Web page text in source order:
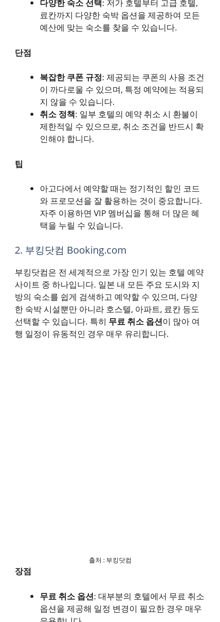
다양한 숙소 선택: 저가 호텔부터 고급 호텔,
료칸까지 다양한 숙박 옵션을 제공하여 모든
예산에 맞는 숙소를 찾을 수 있습니다.
단점
복잡한 쿠폰 규정: 제공되는 쿠폰의 사용 조건
이 까다로울 수 있으며, 특정 예약에는 적용되
지 않을 수 있습니다.
취소 정책: 일부 호텔의 예약 취소 시 환불이
제한적일 수 있으므로, 취소 조건을 반드시 확
인해야 합니다.
팁
아고다에서 예약할 때는 정기적인 할인 코드
와 프로모션을 잘 활용하는 것이 중요합니다.
자주 이용하면 VIP 멤버십을 통해 더 많은 혜
택을 누릴 수 있습니다.
2. 부킹닷컴 Booking.com
부킹닷컴은 전 세계적으로 가장 인기 있는 호텔 예약
사이트 중 하나입니다. 일본 내 모든 주요 도시와 지
방의 숙소를 쉽게 검색하고 예약할 수 있으며, 다양
한 숙박 시설뿐만 아니라 호스텔, 아파트, 료칸 등도
선택할 수 있습니다. 특히 무료 취소 옵션이 많아 여
행 일정이 유동적인 경우 매우 유리합니다.
출처 : 부킹닷컴
장점
무료 취소 옵션: 대부분의 호텔에서 무료 취소
옵션을 제공해 일정 변경이 필요한 경우 매우